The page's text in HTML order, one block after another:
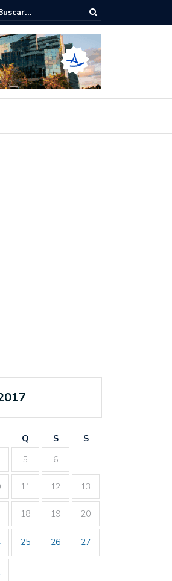
turístico e econômico da Maratona
Q S
S
5 6
11 12 13
18 19 20
25 26 27